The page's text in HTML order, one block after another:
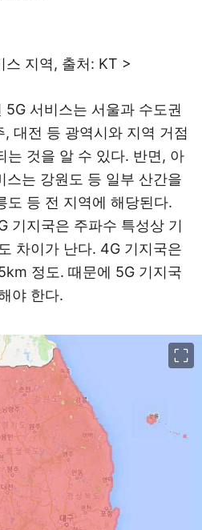
스 지역, 출처: KT >
서비스는 서울과 수도권
대전 등 광역시와 지역 거점
는 것을 알 수 있다. 반면, 아
스는 강원도 등 일부 산간을
도 등 전 지역에 해당된다.
기지국은 주파수 특성상 기
차이가 난다. 4G 기지국은
정도. 때문에 5G 기지국
야 한다.